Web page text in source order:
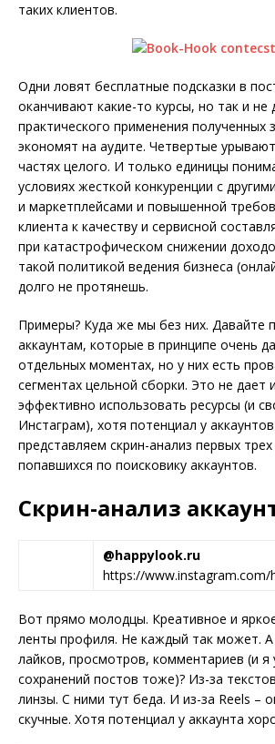
таких клиентов.
Одни ловят бесплатные подсказки в
оканчивают какие-то курсы, но так и не
практического применения полученных
экономят на аудите. Четвертые
частях целого. И только единицы
условиях жесткой конкуренции с
и маркетплейсами и повышенной
клиента к качеству и сервисной
при катастрофическом снижении
такой политикой ведения бизнеса
долго не протянешь.
Примеры? Куда же мы без них. Давайте
аккаунтам, которые в принципе очень
отдельных моментах, но у них есть
сегментах цельной сборки. Это не дает
эффективно использовать ресурсы (и
Инстаграм), хотя потенциал у
представляем скрин-анализ первых
попавшихся по поисковику аккаунтов.
Скрин-анализ
@happylook.ru
https://www.instagram.com/
Вот прямо молодцы. Креативное и
ленты профиля. Не каждый так может.
лайков, просмотров, комментариев (и я
сохранений постов тоже)? Из-за
линзы. С ними тут беда. И из-за Reels –
скучные. Хотя потенциал у аккаунта